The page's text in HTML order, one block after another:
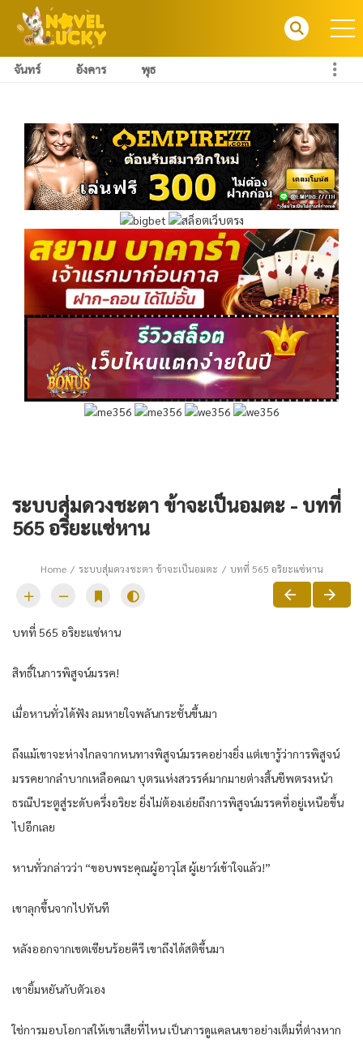
จันทร์ อังคาร พุธ
ระบบสุ่มดวงชะตา ข้าจะเป็นอมตะ - บทที่
565 อริยะแซ่หาน
Home ระบบสุ่มดวงชะตา ข้าจะเป็นอมตะ บทที่ 565 อริยะแซ่หาน
บทที่ 565 อริยะแซ่หาน
สิทธิ์ในการพิสูจน์มรรค!
เมื่อหานทั่วได้ฟัง ลมหายใจพลันกระชั้นขึ้นมา
ถึงแม้เขาจะห่างไกลจากหนทางพิสูจน์มรรคอย่างยิ่ง แต่เขารู้ว่าการพิสูจน์
มรรคยากลำบากเหลือคณา บุตรแห่งสวรรค์มากมายต่างสิ้นชีพตรงหน้า
ธรณีประตูสู่ระดับครึ่งอริยะ ยิ่งไม่ต้องเอ่ยถึงการพิสูจน์มรรคที่อยู่เหนือขึ้น
ไปอีกเลย
หานทั่วกล่าวว่า “ขอบพระคุณผู้อาวุโส ผู้เยาว์เข้าใจแล้ว!”
เขาลุกขึ้นจากไปทันที
หลังออกจากเขตเซียนร้อยคีรี เขาถึงได้สติขึ้นมา
เขายิ้มหยันกับตัวเอง
ใช่การมอบโอกาสให้เขาเสียที่ไหน เป็นการดูแคลนเขาอย่างเต็มที่ต่างหาก